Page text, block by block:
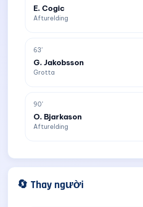
E. Cogic
Afturelding
63'
G. Jakobsson
Grotta
90'
O. Bjarkason
Afturelding
🔄 Thay người